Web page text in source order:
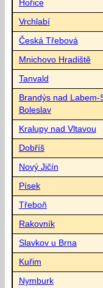
Hořice
Vrchlabí
Česká Třebová
Mnichovo Hradiště
Tanvald
Brandýs nad Labem-
Boleslav
Kralupy nad Vltavou
Dobříš
Nový Jičín
Písek
Třeboň
Rakovník
Slavkov u Brna
Kuřim
Nymburk